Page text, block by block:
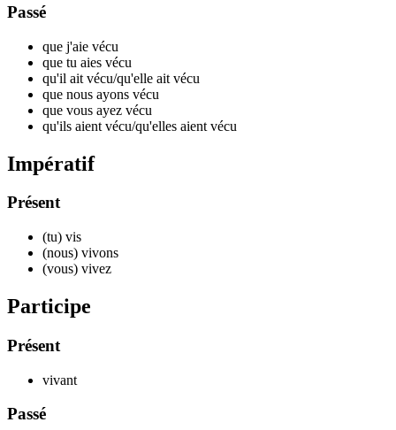
Passé
que j'aie vécu
que tu aies vécu
qu'il ait vécu/qu'elle ait vécu
que nous ayons vécu
que vous ayez vécu
qu'ils aient vécu/qu'elles aient vécu
Impératif
Présent
(tu) vis
(nous) vivons
(vous) vivez
Participe
Présent
vivant
Passé